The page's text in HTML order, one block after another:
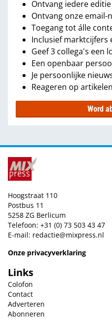
Ontvang iedere
Ontvang onze email-
Toegang tot álle
Inclusief marktcijfers
Geef 3 collega's een
Een openbaar
Je persoonlijke
Reageren op artikelen
Word
Hoogstraat 110
Postbus 11
5258 ZG Berlicum
Telefoon: +31 (0) 73 503 43 47
E-mail: redactie@mixpress.nl
Onze privacyverklaring
Links
Colofon
Contact
Adverteren
Abonneren